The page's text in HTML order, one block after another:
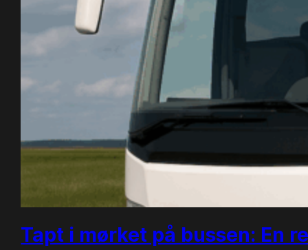
Tapt i mørket på bussen: En